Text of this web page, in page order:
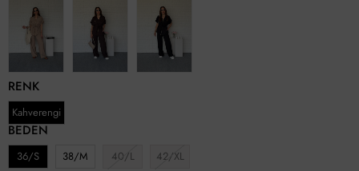
RENK
Kahverengi
BEDEN
36/S 38/M 40/L 42/XL